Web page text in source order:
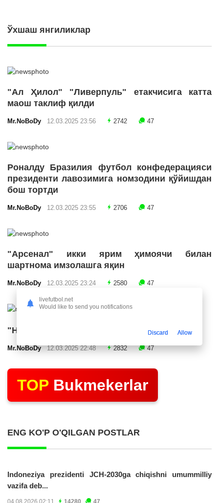
Ўхшаш янгиликлар
"Ал Ҳилол" "Ливерпуль" етакчисига катта
маош таклиф қилди
Mr.NoBoDy 12.03.2025 23:56 2742 47
Роналду Бразилия футбол конфедерацияси
президенти лавозимига номзодини қўйишдан
бош тортди
Mr.NoBoDy 12.03.2025 23:55 2706 47
"Арсенал" икки ярим ҳимоячи билан
шартнома имзолашга яқин
Mr.NoBoDy 12.03.2025 23:24 2580 47
"Нефтчи" тақдимот маросими ўтказди
Mr.NoBoDy 12.03.2025 22:48 2832 47
TOP Bukmekerlar
ENG KO'P O'QILGAN POSTLAR
Indoneziya prezidenti JCH-2030ga chiqishni umummilliy
vazifa deb...
04.08.2026 02:11 14280 47
livefutbol.net
Would like to send you notifications
Discard Allow